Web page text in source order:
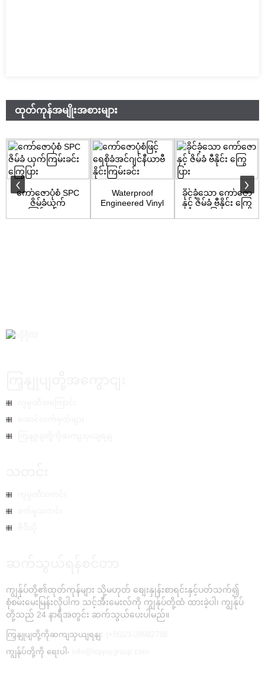
ထုတ်ကုန်အမျိုးအစားများ
ကော်ဇောပုံစံ SPC
ဇိမ်ခံယှက်
Waterproof
Engineered Vinyl
ခိုင်ခံ့သော ကော်ဇော
နှင့် ဇိမ်ခံ ဗီနိုင်း ကြွေ
ကျွန်ုပ်တို့၏ထုတ်ကုန်များ သို့မဟုတ် စျေးနှုန်းစာရင်းနှင့်ပတ်သက်၍
စုံစမ်းမေးမြန်းလိုပါက သင့်အီးမေးလ်ကို ကျွန်ုပ်တို့ထံ ထားခဲ့ပါ၊ ကျွန်ုပ်
တို့သည် 24 နာရီအတွင်း ဆက်သွယ်ပေးပါမည်။
ကြှနျုပျတို့ကိုဆကျသှယျရနျ:
ကျွန်ုပ်တို့ကို ရေးပါ-